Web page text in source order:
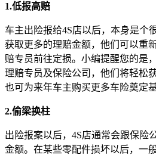
1.低报高赔
车主出险报给4S店以后，本身是个
获取更多的理赔金额，他们可以重
赔专员前往定损。小编提醒您的是
理赔专员及保险公司，他们将轻松
也可为来年车主购买更多车险奠定基
2.偷梁换柱
出险报案以后，4S店通常会跟保险
金额。在某些零配件损坏以后，一